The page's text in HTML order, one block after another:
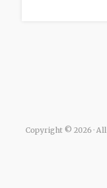
Copyright © 2026 ·